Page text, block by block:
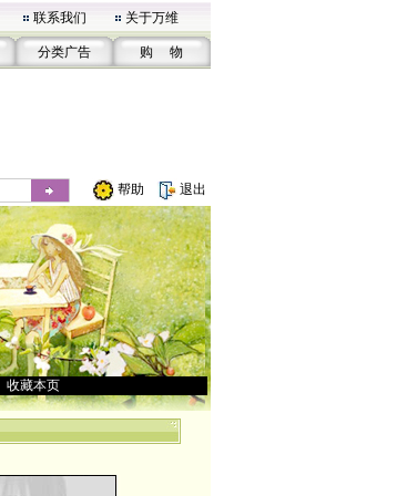
联系我们 关于万维
分类广告 购 物
帮助 退出
收藏本页